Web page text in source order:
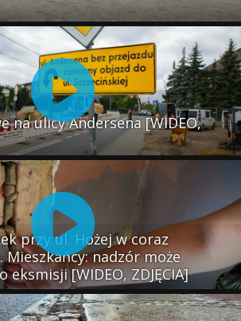
na ulicy Andersena [WIDEO,
przy ul. Hożej w coraz
Mieszkańcy: nadzór może
eksmisji [WIDEO, ZDJĘCIA]